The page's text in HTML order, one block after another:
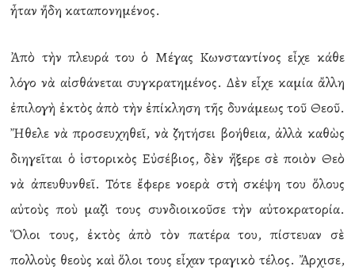
ἦταν ἤδη καταπονημένος.
Ἀπὸ τὴν πλευρά του ὁ Μέγας Κωνσταντίνος εἶχε κάθε
λόγο νὰ αἰσθάνεται συγκρατημένος. Δὲν εἶχε καμία ἄλλη
ἐπιλογὴ ἐκτὸς ἀπὸ τὴν ἐπίκληση τῆς δυνάμεως τοῦ Θεοῦ.
Ἤθελε νὰ προσευχηθεῖ, νὰ ζητήσει βοήθεια, ἀλλὰ καθὼς
διηγεῖται ὁ ἱστορικὸς Εὐσέβιος, δὲν ἤξερε σὲ ποιὸν Θεὸ
νὰ ἀπευθυνθεῖ. Τότε ἔφερε νοερὰ στὴ σκέψη του ὅλους
αὐτοὺς ποὺ μαζὶ τους συνδιοικοῦσε τὴν αὐτοκρατορία.
Ὅλοι τους, ἐκτὸς ἀπὸ τὸν πατέρα του, πίστευαν σὲ
πολλοὺς θεοὺς καὶ ὅλοι τους εἶχαν τραγικὸ τέλος. Ἄρχισε,